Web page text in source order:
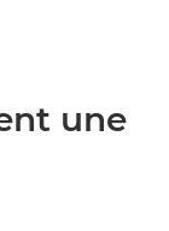
une